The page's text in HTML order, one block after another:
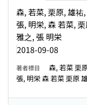
森, 若菜, 栗原, 雄祐
張, 明栄, 森 若菜,
雅之, 張 明栄
2018-09-08
著者標目 森, 若菜 栗
張, 明栄 森 若菜 栗原